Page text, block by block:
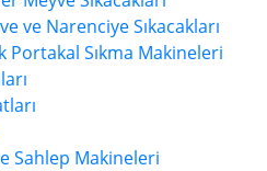
ve Narenciye Sıkacakları
Portakal Sıkma Makineleri
Sahlep Makineleri